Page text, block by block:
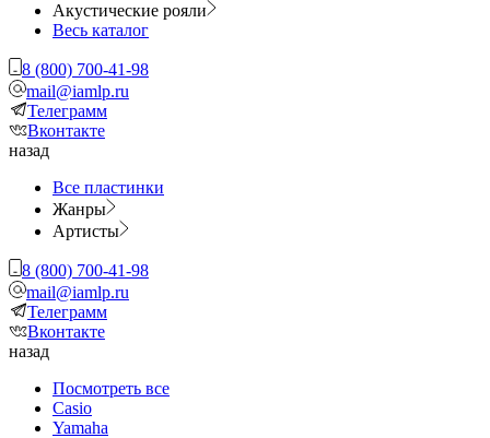
Акустические рояли
Весь каталог
8 (800) 700-41-98
mail@iamlp.ru
Телеграмм
Вконтакте
назад
Все пластинки
Жанры
Артисты
8 (800) 700-41-98
mail@iamlp.ru
Телеграмм
Вконтакте
назад
Посмотреть все
Casio
Yamaha